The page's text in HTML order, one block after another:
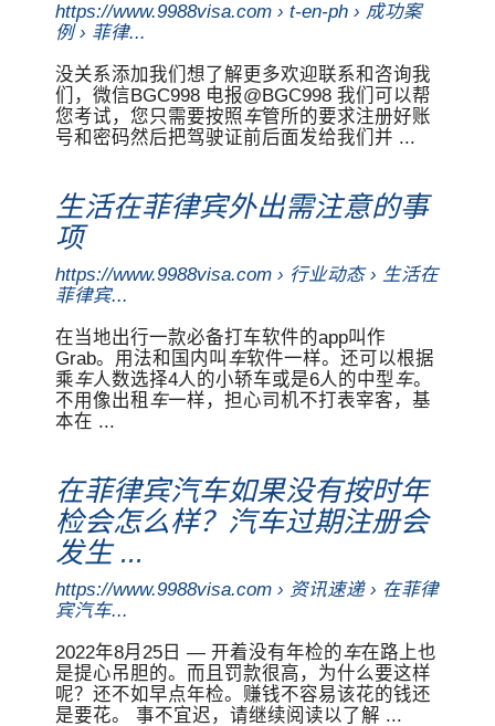
https://www.9988visa.com › t-en-ph › 成功案
例 › 菲律...
没关系添加我们想了解更多欢迎联系和咨询我
们，微信BGC998 电报@BGC998 我们可以帮
您考试，您只需要按照车管所的要求注册好账
号和密码然后把驾驶证前后面发给我们并 ...
生活在菲律宾外出需注意的事
项
https://www.9988visa.com › 行业动态 › 生活在
菲律宾...
在当地出行一款必备打车软件的app叫作
Grab。用法和国内叫 车软件一样。还可以根据
乘车人数选择4人的小轿车或是6人的中型车。
不用像出租 车一样，担心司机不打表宰客，基
本在 ...
在菲律宾汽车如果没有按时年
检会怎么样？汽车过期注册会
发生 ...
https://www.9988visa.com › 资讯速递 › 在菲律
宾汽车...
2022年8月25日 — 开着没有年检的车在路上也
是提心吊胆的。而且罚款很高，为什么要这样
呢？还不如早点年检。赚钱不容易该花的钱还
是要花。 事不宜迟，请继续阅读以了解 ...